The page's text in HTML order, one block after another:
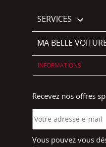
SERVICES 
MA BELLE
INFORMATIONS
Recevez nos offres
Vous pouvez vous